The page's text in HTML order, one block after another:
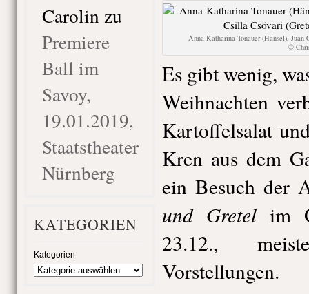
Carolin zu
Premiere
Ball im
Savoy,
19.01.2019,
Staatstheater
Nürnberg
KATEGORIEN
Kategorien
Anna-Katharina Tonauer (Hänsel),
©
Es gibt wenig,
Weihnachten
Kartoffelsalat
Kren aus dem
ein Besuch der
und Gretelim
23.12.,
Vorstellungen.